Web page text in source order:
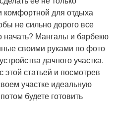
комфортной для отдыха
не сильно дорого все
начать? Мангалы и барбекю
своими руками по фото
дачного участка.
статьей и посмотрев
участке идеальную
будете готовить